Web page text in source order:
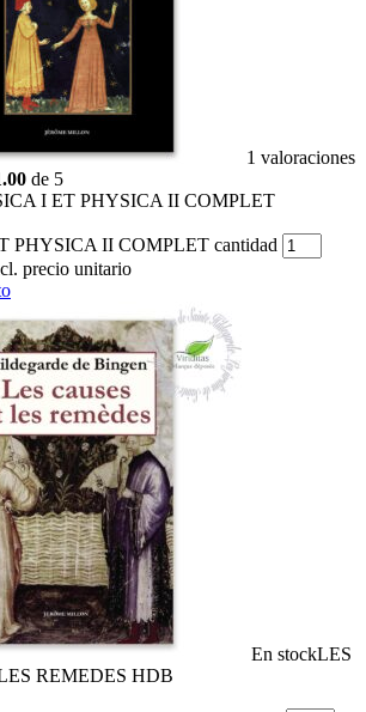
1 valoraciones
de 5
I ET PHYSICA II COMPLET
PHYSICA II COMPLET cantidad
precio unitario
En stockLES
REMEDES HDB